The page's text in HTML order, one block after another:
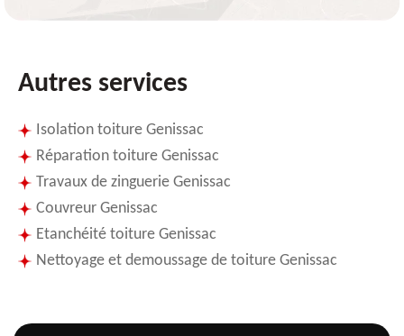
Autres services
Isolation toiture Genissac
Réparation toiture Genissac
Travaux de zinguerie Genissac
Couvreur Genissac
Etanchéité toiture Genissac
Nettoyage et demoussage de toiture Genissac